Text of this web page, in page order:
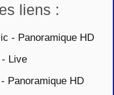
liens :
- Panoramique HD
Live
Panoramique HD